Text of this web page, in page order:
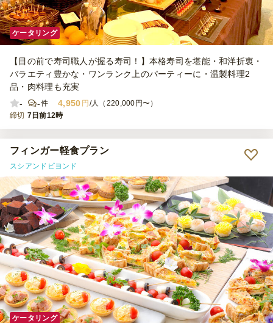
ケータリング
【目の前で寿司職人が握る寿司！】本格寿司を堪能・和洋折衷・
バラエティ豊かな・ワンランク上のパーティーに・温製料理2
品・肉料理も充実
-
-件 4,950 円/人（220,000円〜）
締切 7日前12時
フィンガー軽食プラン
スシアンドビヨンド
ケータリング